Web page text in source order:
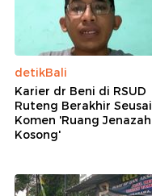
detikBali
Karier dr Beni di RSUD
Ruteng Berakhir Seusai
Komen 'Ruang Jenazah
Kosong'